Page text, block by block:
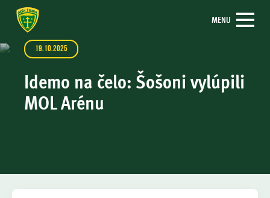
MENU
19.10.2025
Idemo na čelo: Šošoni vylúpili
MOL Arénu